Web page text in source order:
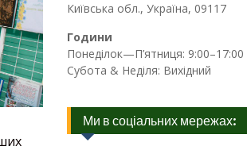
Київська обл., Україна, 09117
Години
Понеділок—П’ятниця: 9:00–17:00
Субота & Неділя: Вихідний
Ми в соціальних мережах: